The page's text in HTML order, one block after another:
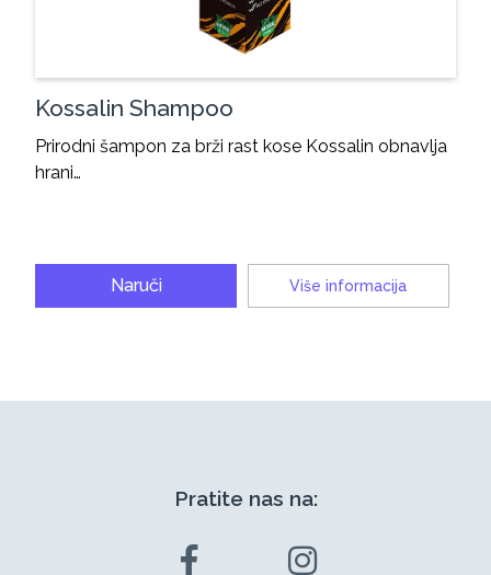
Kossalin Shampoo
Prirodni šampon za brži rast kose Kossalin obnavlja
hrani…
Naruči Više informacija
Pratite nas na: